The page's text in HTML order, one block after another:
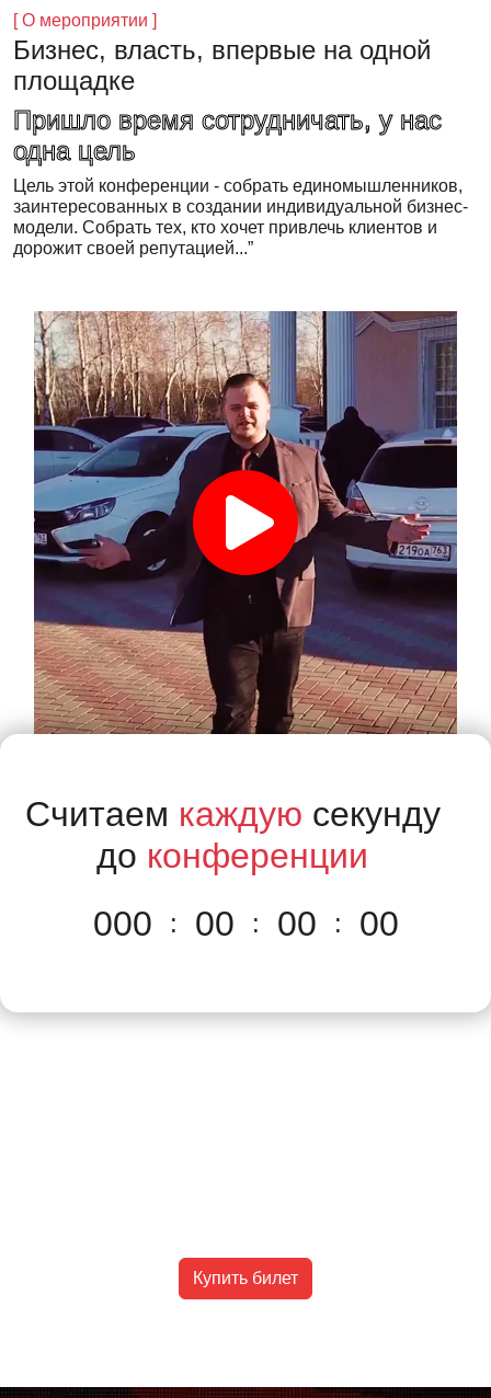
[ О мероприятии ]
Бизнес, власть, впервые на одной
площадке
Пришло время сотрудничать, у нас
одна цель
Цель этой конференции - собрать единомышленников,
заинтересованных в создании индивидуальной бизнес-
модели. Собрать тех, кто хочет привлечь клиентов и
дорожит своей репутацией...”
Считаем каждую секунду
до конференции
000
: 00 : 00 : 00
Купить билет